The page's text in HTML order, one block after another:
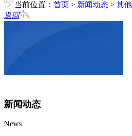
当前位置： 首页 > 新闻动态 > 其他
返回
新闻动态
News